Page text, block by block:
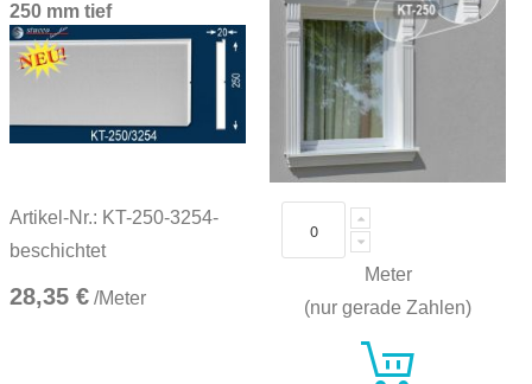
250 mm tief
Artikel-Nr.: KT-250-3254-
beschichtet
28,35 € /Meter
Meter
(nur gerade Zahlen)